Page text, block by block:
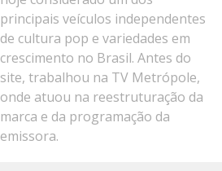
principais veículos independentes
de cultura pop e variedades em
crescimento no Brasil. Antes do
site, trabalhou na TV Metrópole,
onde atuou na reestruturação da
marca e da programação da
emissora.